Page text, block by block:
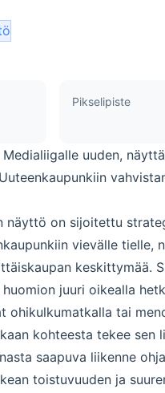
Pikselipiste
uuden,
näyttö on sijoitettu
vievälle tielle,
keskittymää.
juuri oikealla
ohikulkumatkalla tai
kohteesta tekee sen
saapuva liikenne
toistuvuuden ja